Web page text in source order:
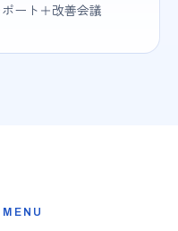
ート＋改善会議